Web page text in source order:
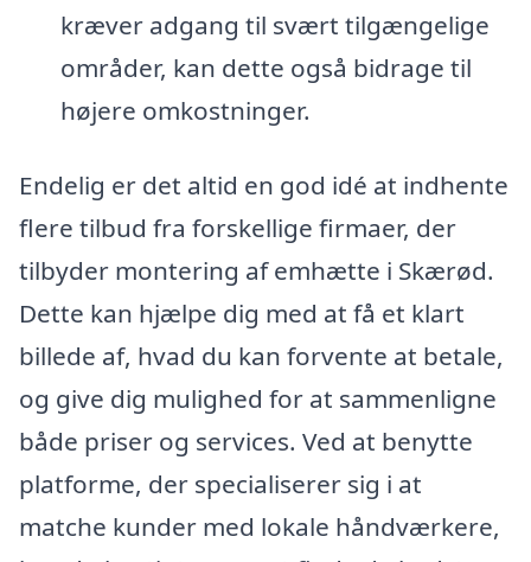
kræver adgang til svært tilgængelige
områder, kan dette også bidrage til
højere omkostninger.
Endelig er det altid en god idé at indhente
flere tilbud fra forskellige firmaer, der
tilbyder montering af emhætte i Skærød.
Dette kan hjælpe dig med at få et klart
billede af, hvad du kan forvente at betale,
og give dig mulighed for at sammenligne
både priser og services. Ved at benytte
platforme, der specialiserer sig i at
matche kunder med lokale håndværkere,